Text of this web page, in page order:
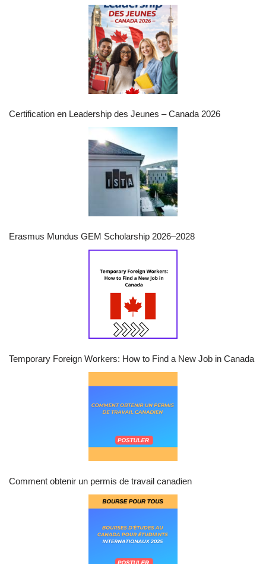
Certification en Leadership des Jeunes – Canada 2026
Erasmus Mundus GEM Scholarship 2026–2028
Temporary Foreign Workers: How to Find a New Job in Canada
Comment obtenir un permis de travail canadien